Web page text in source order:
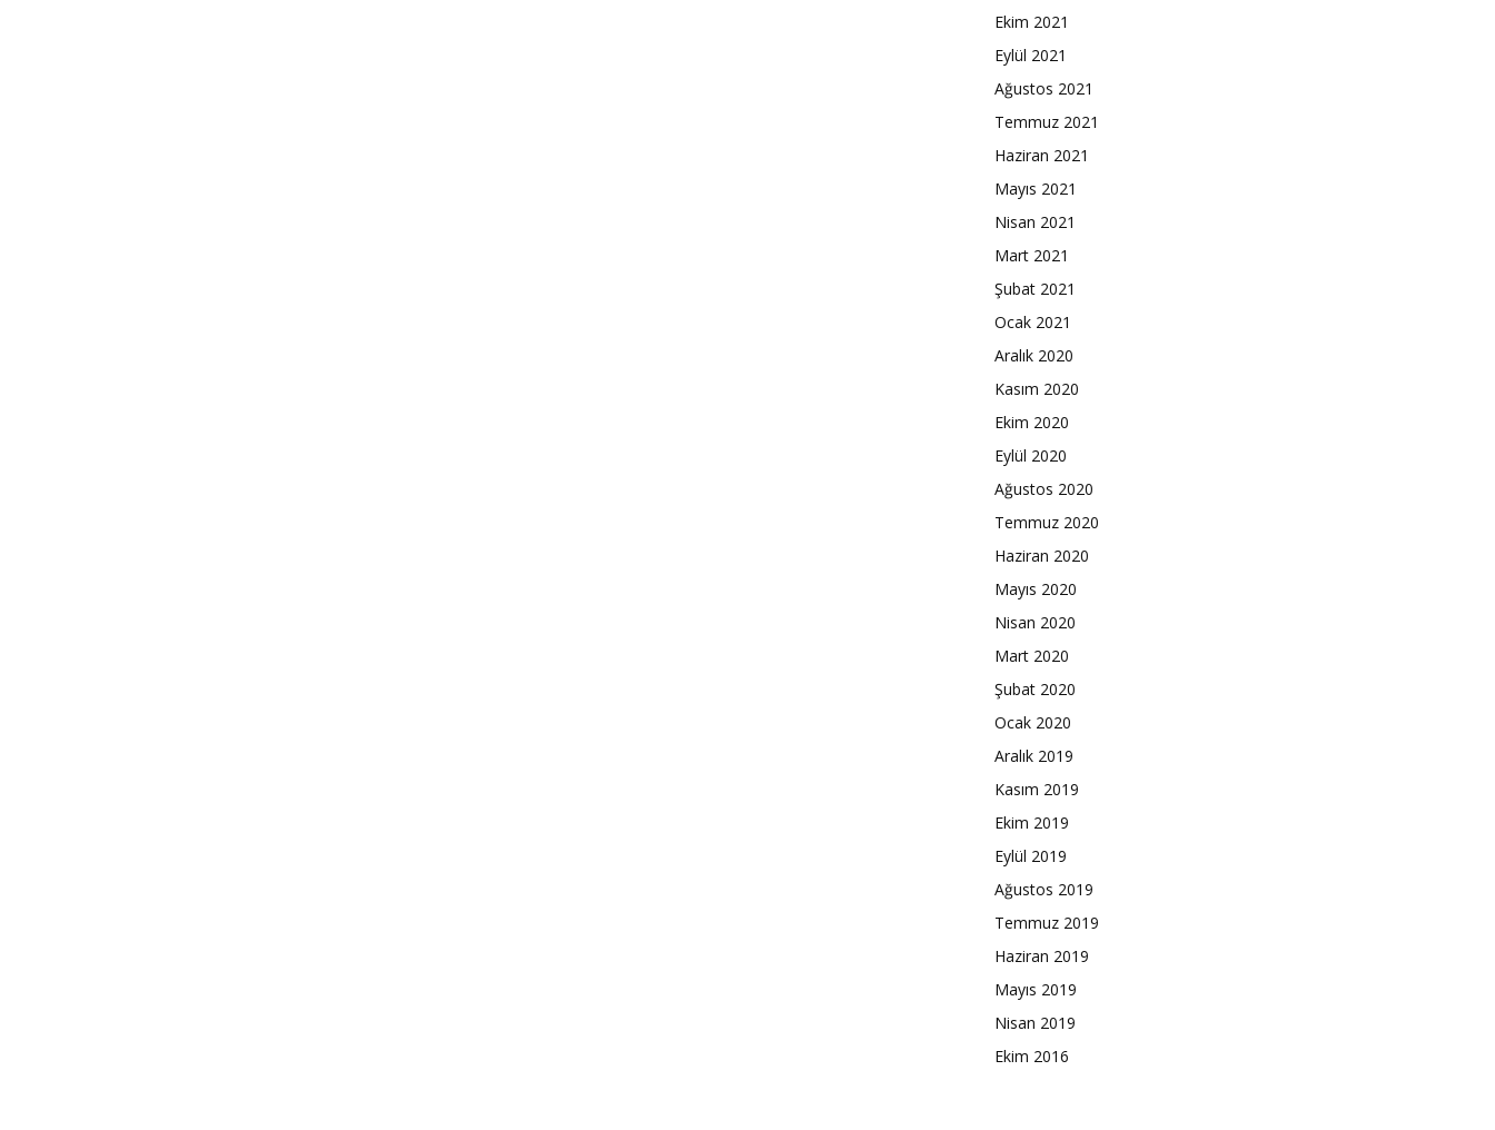
Ekim 2021
Eylül 2021
Ağustos 2021
Temmuz 2021
Haziran 2021
Mayıs 2021
Nisan 2021
Mart 2021
Şubat 2021
Ocak 2021
Aralık 2020
Kasım 2020
Ekim 2020
Eylül 2020
Ağustos 2020
Temmuz 2020
Haziran 2020
Mayıs 2020
Nisan 2020
Mart 2020
Şubat 2020
Ocak 2020
Aralık 2019
Kasım 2019
Ekim 2019
Eylül 2019
Ağustos 2019
Temmuz 2019
Haziran 2019
Mayıs 2019
Nisan 2019
Ekim 2016